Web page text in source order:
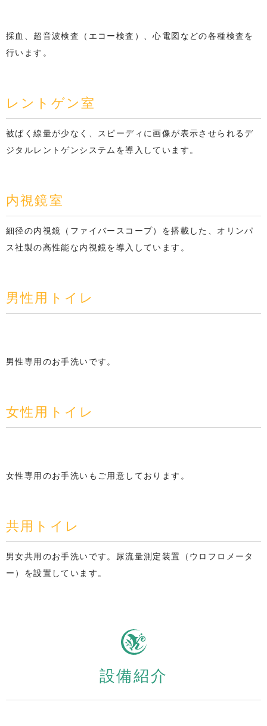
採血、超音波検査（エコー検査）、心電図などの各種検査を
行います。
レントゲン室
被ばく線量が少なく、スピーディに画像が表示させられるデ
ジタルレントゲンシステムを導入しています。
内視鏡室
細径の内視鏡（ファイバースコープ）を搭載した、オリンパ
ス社製の高性能な内視鏡を導入しています。
男性用トイレ
男性専用のお手洗いです。
女性用トイレ
女性専用のお手洗いもご用意しております。
共用トイレ
男女共用のお手洗いです。尿流量測定装置（ウロフロメータ
ー）を設置しています。
設備紹介